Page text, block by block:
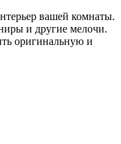
вашей комнаты.
и другие мелочи.
оригинальную и